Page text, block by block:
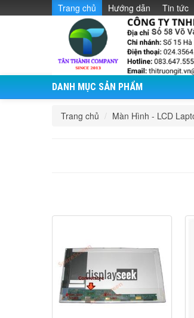
Trang chủ Hướng dẫn Tin tức
DANH MỤC SẢN PHẨM
Trang chủ / Màn Hình - LCD